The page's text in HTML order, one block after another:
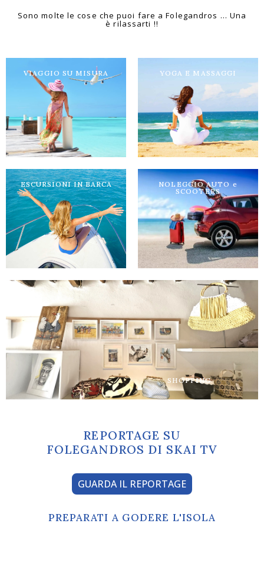
Sono molte le cose che puoi fare a Folegandros … Una
è rilassarti !!
VIAGGIO SU MISURA YOGA E MASSAGGI
COCCOLE DA VACANZA
Scopri di piú
ESCURSIONI IN BARCA
SCOPRI L' ISOLA DAL
MARE
Scopri di piú
NOLEGGIO AUTO e
SCOOTERS
SHOPPING
REPORTAGE SU
FOLEGANDROS DI SKAI TV
GUARDA IL REPORTAGE
PREPARATI A GODERE L'ISOLA